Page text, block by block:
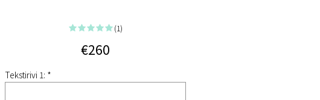
(1)
€260
Tekstirivi 1: *